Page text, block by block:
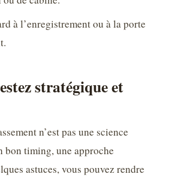
à l’enregistrement ou à la porte
stratégique et
n’est pas une science
bon timing, une approche
astuces, vous pouvez rendre